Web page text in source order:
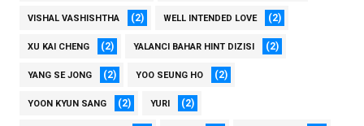
VISHAL VASHISHTHA (2) WELL INTENDED LOVE (2)
XU KAI CHENG (2) YALANCI BAHAR HINT DIZISI (2)
YANG SE JONG (2) YOO SEUNG HO (2)
YOON KYUN SANG (2) YURI (2)